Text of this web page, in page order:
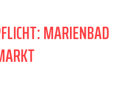
MARIENBAD